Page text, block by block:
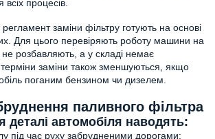
всіх процесів.
заміни фільтру готують на основі
Для цього перевіряють роботу машини на
не розбавляють, а у складі немає
заміни також зменшуються, якщо
поганим бензином чи дизелем.
паливного фільтра
деталі автомобіля наводять:
під час руху забрудненими дорогами;